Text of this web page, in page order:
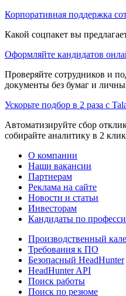
Корпоративная поддержка
Какой соцпакет вы
Оформляйте кандидатов
Проверяйте сотрудников и
документы без бумаг и
Ускорьте подбор в 2 раза с
Автоматизируйте сбор
собирайте аналитику в 2
О компании
Наши вакансии
Партнерам
Реклама на сайте
Новости и статьи
Инвесторам
Кандидаты по
Производственный
Требования к ПО
Безопасный HeadHunter
HeadHunter API
Поиск работы
Поиск по резюме